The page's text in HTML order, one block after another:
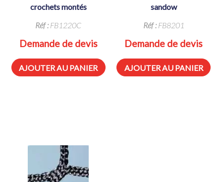
crochets montés
Réf :FB1220C
Demande de devis
AJOUTER AU PANIER
sandow
Réf :FB8201
Demande de devis
AJOUTER AU PANIER